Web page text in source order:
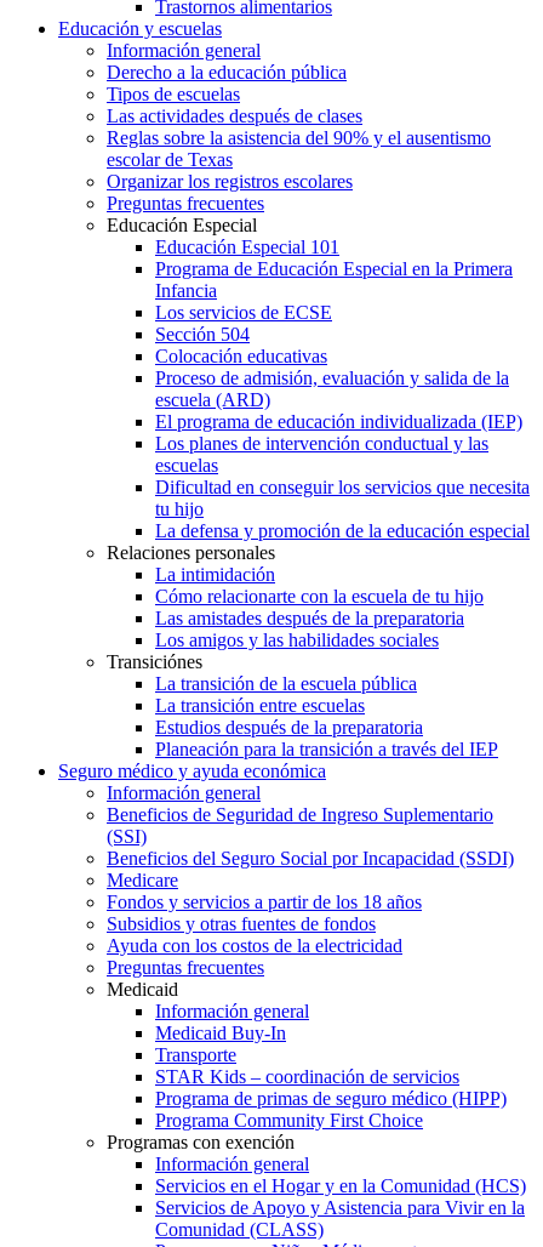
Trastornos alimentarios
Educación y escuelas
Información general
Derecho a la educación pública
Tipos de escuelas
Las actividades después de clases
Reglas sobre la asistencia del 90% y el ausentismo
escolar de Texas
Organizar los registros escolares
Preguntas frecuentes
Educación Especial
Educación Especial 101
Programa de Educación Especial en la Primera
Infancia
Los servicios de ECSE
Sección 504
Colocación educativas
Proceso de admisión, evaluación y salida de la
escuela (ARD)
El programa de educación individualizada (IEP)
Los planes de intervención conductual y las
escuelas
Dificultad en conseguir los servicios que necesita
tu hijo
La defensa y promoción de la educación especial
Relaciones personales
La intimidación
Cómo relacionarte con la escuela de tu hijo
Las amistades después de la preparatoria
Los amigos y las habilidades sociales
Transiciónes
La transición de la escuela pública
La transición entre escuelas
Estudios después de la preparatoria
Planeación para la transición a través del IEP
Seguro médico y ayuda económica
Información general
Beneficios de Seguridad de Ingreso Suplementario
(SSI)
Beneficios del Seguro Social por Incapacidad (SSDI)
Medicare
Fondos y servicios a partir de los 18 años
Subsidios y otras fuentes de fondos
Ayuda con los costos de la electricidad
Preguntas frecuentes
Medicaid
Información general
Medicaid Buy-In
Transporte
STAR Kids – coordinación de servicios
Programa de primas de seguro médico (HIPP)
Programa Community First Choice
Programas con exención
Información general
Servicios en el Hogar y en la Comunidad (HCS)
Servicios de Apoyo y Asistencia para Vivir en la
Comunidad (CLASS)